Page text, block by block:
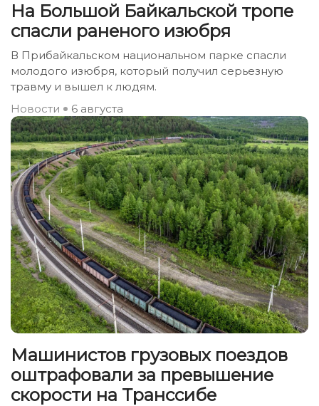
На Большой Байкальской тропе
спасли раненого изюбря
В Прибайкальском национальном парке спасли
молодого изюбря, который получил серьезную
травму и вышел к людям.
Новости
6 августа
Машинистов грузовых поездов
оштрафовали за превышение
скорости на Транссибе